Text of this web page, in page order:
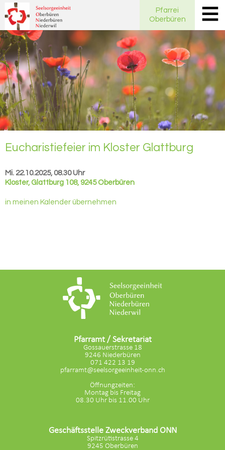
Pfarrei
Oberbüren
Eu­cha­ris­tie­fei­er im Klos­ter Glatt­burg
Mi. 22.10.2025, 08.30 Uhr
Kloster, Glattburg 108, 9245 Oberbüren
in meinen Kalender übernehmen
Pfarramt / Sekretariat
Gossauerstrasse 18
9246 Niederbüren
071 422 13 19
pfarramt@seelsorgeeinheit-onn.ch
Öffnungzeiten:
Montag bis Freitag
08.30 Uhr bis 11.00 Uhr
Geschäftsstelle Zweckverband ONN
Spitzrütistrasse 4
9245 Oberbüren